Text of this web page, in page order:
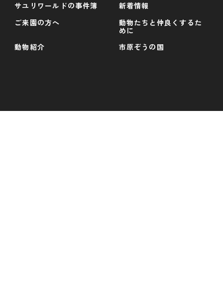
サユリワールドの事件簿
新着情報
ご来園の方へ
動物たちと仲良くするた
めに
動物紹介
市原ぞうの国